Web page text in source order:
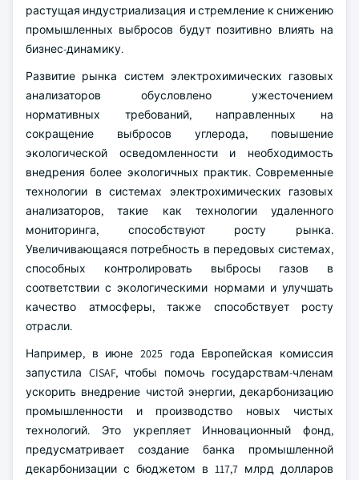
растущая индустриализация и стремление к снижению
промышленных выбросов будут позитивно влиять на
бизнес-динамику.
Развитие рынка систем электрохимических газовых
анализаторов обусловлено ужесточением
нормативных требований, направленных на
сокращение выбросов углерода, повышение
экологической осведомленности и необходимость
внедрения более экологичных практик. Современные
технологии в системах электрохимических газовых
анализаторов, такие как технологии удаленного
мониторинга, способствуют росту рынка.
Увеличивающаяся потребность в передовых системах,
способных контролировать выбросы газов в
соответствии с экологическими нормами и улучшать
качество атмосферы, также способствует росту
отрасли.
Например, в июне 2025 года Европейская комиссия
запустила CISAF, чтобы помочь государствам-членам
ускорить внедрение чистой энергии, декарбонизацию
промышленности и производство новых чистых
технологий. Это укрепляет Инновационный фонд,
предусматривает создание банка промышленной
декарбонизации с бюджетом в 117,7 млрд долларов